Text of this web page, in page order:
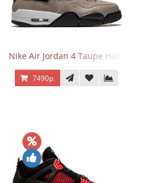
Nike Air Jordan 4 Taupe Haze
7490р.